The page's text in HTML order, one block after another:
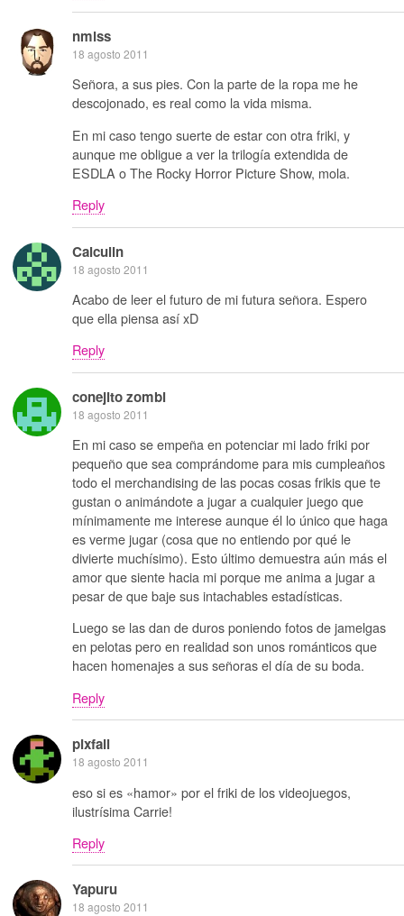
nmlss
18 agosto 2011
Señora, a sus pies. Con la parte de la ropa me he
descojonado, es real como la vida misma.
En mi caso tengo suerte de estar con otra friki, y
aunque me obligue a ver la trilogía extendida de
ESDLA o The Rocky Horror Picture Show, mola.
Reply
Calculin
18 agosto 2011
Acabo de leer el futuro de mi futura señora. Espero
que ella piensa así xD
Reply
conejito zombi
18 agosto 2011
En mi caso se empeña en potenciar mi lado friki por
pequeño que sea comprándome para mis cumpleaños
todo el merchandising de las pocas cosas frikis que te
gustan o animándote a jugar a cualquier juego que
mínimamente me interese aunque él lo único que haga
es verme jugar (cosa que no entiendo por qué le
divierte muchísimo). Esto último demuestra aún más el
amor que siente hacia mi porque me anima a jugar a
pesar de que baje sus intachables estadísticas.
Luego se las dan de duros poniendo fotos de jamelgas
en pelotas pero en realidad son unos románticos que
hacen homenajes a sus señoras el día de su boda.
Reply
pixfall
18 agosto 2011
eso si es «hamor» por el friki de los videojuegos,
ilustrísima Carrie!
Reply
Yapuru
18 agosto 2011